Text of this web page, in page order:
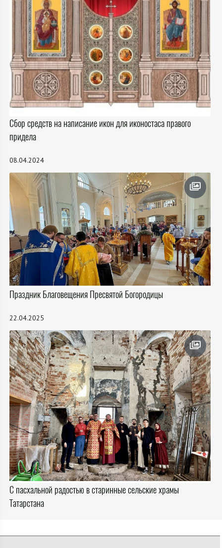
Сбор средств на написание икон для иконостаса правого
придела
08.04.2024
Праздник Благовещения Пресвятой Богородицы
22.04.2025
С пасхальной радостью в старинные сельские храмы
Татарстана